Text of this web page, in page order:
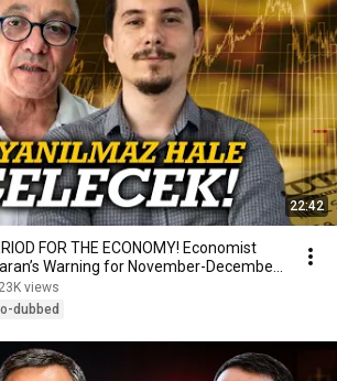
22:42
FOR THE ECONOMY! Economist
Warning for November-December-
23K views
dubbed